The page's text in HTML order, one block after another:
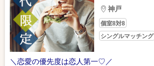
神戸
個室8対8
シングルマッチング
＼恋愛の優先度は恋人第一♡／